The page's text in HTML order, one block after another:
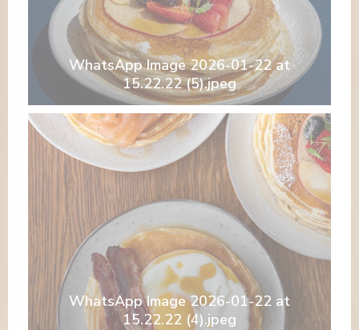
WhatsApp Image 2026-01-22 at
15.22.22 (5).jpeg
WhatsApp Image 2026-01-22 at
15.22.22 (4).jpeg